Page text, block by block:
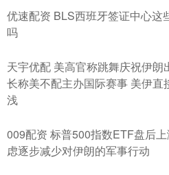
优速配资 BLS西班牙签证中心这
吗
天宇优配 美高官称跳舞庆祝伊朗
长称美不配主办国际赛事 美伊直
浅
009配资 标普500指数ETF盘后
虑逐步减少对伊朗的军事行动